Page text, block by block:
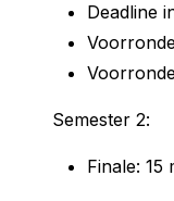
Deadline
Semester 2:
Finale: 15